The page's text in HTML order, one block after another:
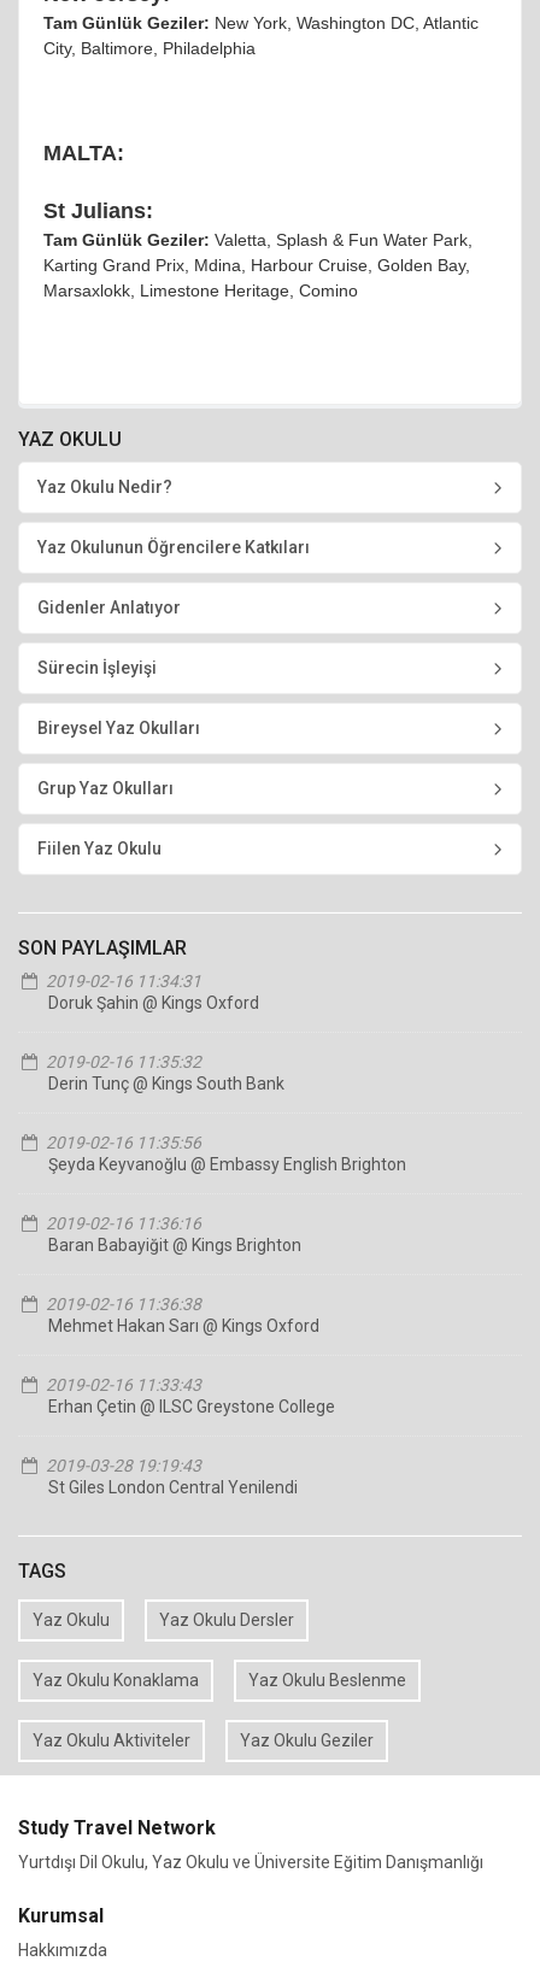
Tam Günlük Geziler: New York, Washington DC, Atlantic
City, Baltimore, Philadelphia
MALTA:
St Julians:
Tam Günlük Geziler: Valetta, Splash & Fun Water Park,
Karting Grand Prix, Mdina, Harbour Cruise, Golden Bay,
Marsaxlokk, Limestone Heritage, Comino
YAZ OKULU
Yaz Okulu Nedir?
Yaz Okulunun Öğrencilere Katkıları
Gidenler Anlatıyor
Sürecin İşleyişi
Bireysel Yaz Okulları
Grup Yaz Okulları
Fiilen Yaz Okulu
SON PAYLAŞIMLAR
2019-02-16 11:34:31
Doruk Şahin @ Kings Oxford
2019-02-16 11:35:32
Derin Tunç @ Kings South Bank
2019-02-16 11:35:56
Şeyda Keyvanoğlu @ Embassy English Brighton
2019-02-16 11:36:16
Baran Babayiğit @ Kings Brighton
2019-02-16 11:36:38
Mehmet Hakan Sarı @ Kings Oxford
2019-02-16 11:33:43
Erhan Çetin @ ILSC Greystone College
2019-03-28 19:19:43
St Giles London Central Yenilendi
TAGS
Yaz Okulu Yaz Okulu Dersler
Yaz Okulu Konaklama Yaz Okulu Beslenme
Yaz Okulu Aktiviteler Yaz Okulu Geziler
Study Travel Network
Yurtdışı Dil Okulu, Yaz Okulu ve Üniversite Eğitim Danışmanlığı
Kurumsal
Hakkımızda